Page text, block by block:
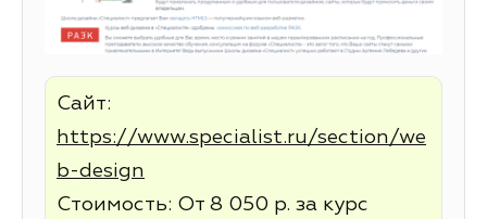
Сайт:
https://www.specialist.ru/section/we
b-design
Стоимость: От 8 050 р. за курс